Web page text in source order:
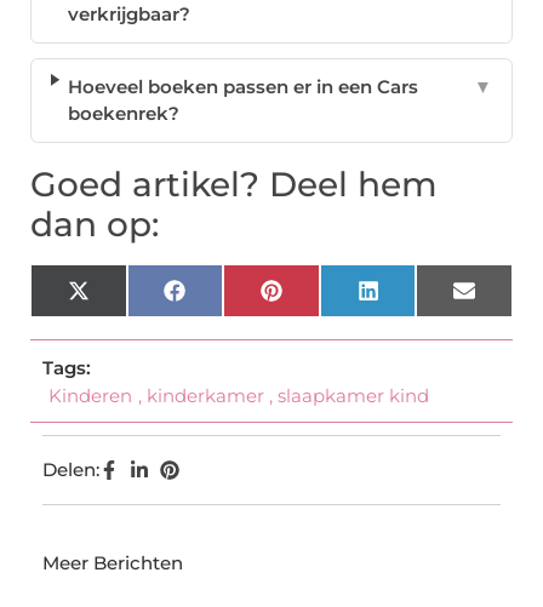
verkrijgbaar?
Hoeveel boeken passen er in een Cars
boekenrek?
▼
Goed artikel? Deel hem
dan op:
X
(Twitter)
FacebookPinterest LinkedIn Email
Tags:
Kinderen , kinderkamer , slaapkamer kind
Delen:
Meer Berichten